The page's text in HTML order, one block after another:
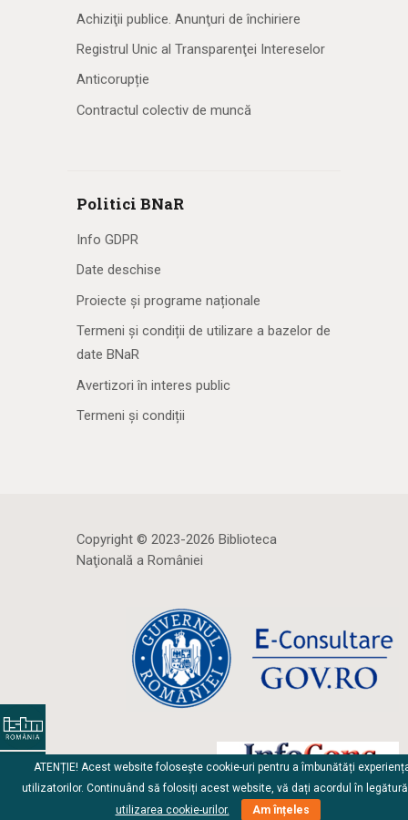
Achiziţii publice. Anunţuri de închiriere
Registrul Unic al Transparenţei Intereselor
Anticorupție
Contractul colectiv de muncă
Politici BNaR
Info GDPR
Date deschise
Proiecte și programe naționale
Termeni și condiții de utilizare a bazelor de
date BNaR
Avertizori în interes public
Termeni și condiții
Copyright © 2023-2026 Biblioteca
Naţională a României
ATENȚIE! Acest website folosește cookie-uri pentru a îmbunătăți
utilizatorilor. Continuând să folosiți acest website, vă dați acordul în
utilizarea cookie-urilor.
Am înțeles